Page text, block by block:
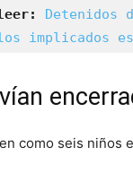
leer: Detenidos
implicados
como seis